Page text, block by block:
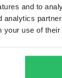
and to
analytics
your use of